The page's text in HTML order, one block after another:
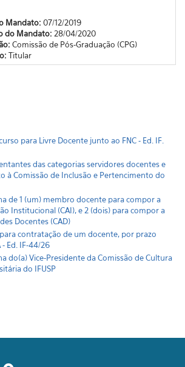
Mandato: 07/12/2019
do Mandato: 28/04/2020
Comissão de Pós-Graduação (CPG)
Titular
para Livre Docente junto ao FNC - Ed. IF.
das categorias servidores docentes e
à Comissão de Inclusão e Pertencimento do
de 1 (um) membro docente para compor a
Institucional (CAI), e 2 (dois) para compor a
Docentes (CAD)
contratação de um docente, por prazo
Ed. IF-44/26
do(a) Vice-Presidente da Comissão de Cultura
do IFUSP